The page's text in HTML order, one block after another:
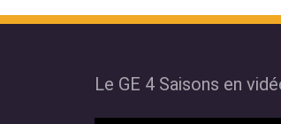
Le GE 4 Saisons en